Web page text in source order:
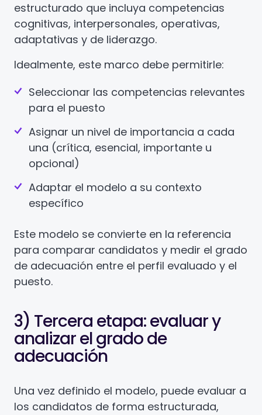
estructurado que incluya competencias
cognitivas, interpersonales, operativas,
adaptativas y de liderazgo.
Idealmente, este marco debe permitirle:
Seleccionar las competencias relevantes
para el puesto
Asignar un nivel de importancia a cada
una (crítica, esencial, importante u
opcional)
Adaptar el modelo a su contexto
específico
Este modelo se convierte en la referencia
para comparar candidatos y medir el grado
de adecuación entre el perfil evaluado y el
puesto.
3) Tercera etapa: evaluar y
analizar el grado de
adecuación
Una vez definido el modelo, puede evaluar a
los candidatos de forma estructurada,